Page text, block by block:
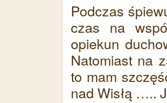
Podczas
czas na
opiekun
Natomiast na
to mam
nad Wisłą …..